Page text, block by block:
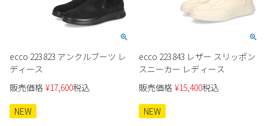
ecco 223823 アンクルブーツ レ
ディース
販売価格 ¥17,600税込
NEW
ecco 223843 レザー スリッポン
スニーカー レディース
販売価格 ¥15,400税込
NEW